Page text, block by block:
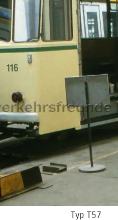
Typ T57